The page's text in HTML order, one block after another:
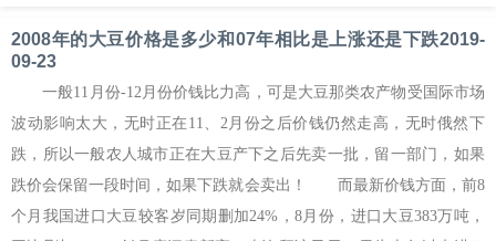
2008年的大豆价格是多少和07年相比是上涨还是下跌2019-
09-23
一般11月份-12月份价钱比力高，可是大豆那类农产物受国际市场
波动影响太大，无时正在11、2月份之后价钱仍然走高，无时俄然下
跌，所以一般农人城市正在大豆产下之后先卖一批，留一部门，如果
跌价会保留一段时间，如果下跌就会卖出！ 而最新价钱方面，前8
个月我国进口大豆较客岁同期删加24%，8月份，进口大豆383万吨，